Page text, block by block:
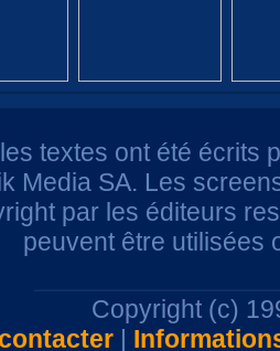
textes ont été écrits
Media SA. Les
par les éditeurs
peuvent être utilisées
Copyright (c)
|